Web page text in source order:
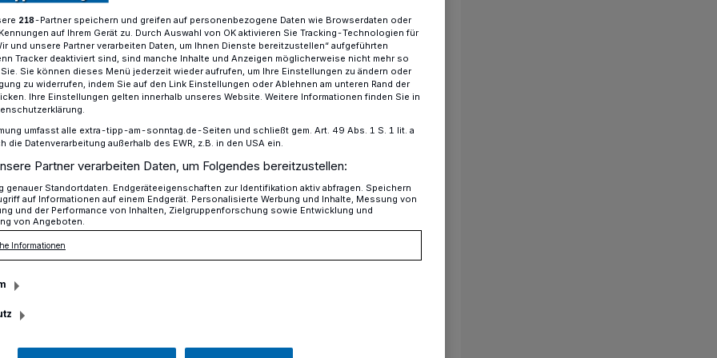
Kolumne von Jörg Zellen
und ihre Folgen
in Krefeld und Umgebung
längst nicht mehr nur eine Frage
ist. Wenn selbst traditionsreiche
Rennclubs (am gestrigen Samstag)
deutlich, wie stark extreme Wetterlagen
eingreifen.
218-Partner speichern und greifen auf personenbezogene Daten wie Browserdaten oder
auf Ihrem Gerät zu. Durch Auswahl von OK aktivieren Sie Tracking-Technologien für
und unsere Partner verarbeiten Daten, um Ihnen Dienste bereitzustellen“ aufgeführten
Tracker deaktiviert sind, sind manche Inhalte und Anzeigen möglicherweise nicht mehr so
Sie können dieses Menü jederzeit wieder aufrufen, um Ihre Einstellungen zu ändern oder
zu widerrufen, indem Sie auf den Link Einstellungen oder Ablehnen am unteren Rand der
Ihre Einstellungen gelten innerhalb unseres Website. Weitere Informationen finden Sie in
umfasst alle extra-tipp-am-sonntag.de-Seiten und schließt gem. Art. 49 Abs. 1 S. 1 lit. a
die Datenverarbeitung außerhalb des EWR, z.B. in den USA ein.
Partner verarbeiten Daten, um Folgendes bereitzustellen:
genauer Standortdaten. Endgeräteeigenschaften zur Identifikation aktiv abfragen. Speichern
auf Informationen auf einem Endgerät. Personalisierte Werbung und Inhalte, Messung von
und der Performance von Inhalten, Zielgruppenforschung sowie Entwicklung und
von Angeboten.
Informationen